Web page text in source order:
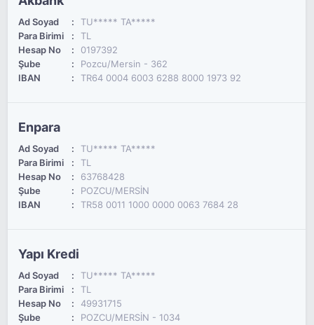
Ad Soyad
TU***** TA*****
Para Birimi
TL
Hesap No
0197392
Şube
Pozcu/Mersin - 362
IBAN
TR64 0004 6003 6288 8000 1973 92
Enpara
Ad Soyad
TU***** TA*****
Para Birimi
TL
Hesap No
63768428
Şube
POZCU/MERSİN
IBAN
TR58 0011 1000 0000 0063 7684 28
Yapı Kredi
Ad Soyad
TU***** TA*****
Para Birimi
TL
Hesap No
49931715
Şube
POZCU/MERSİN - 1034